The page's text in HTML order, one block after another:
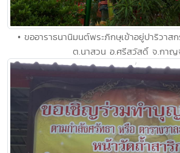
• ขออาราธนานิมนต์พระภิกษุเข้าอยู่ปาริวา
ต.นาสวน อ.ศรีสวัสดิ์ จ.กาญ